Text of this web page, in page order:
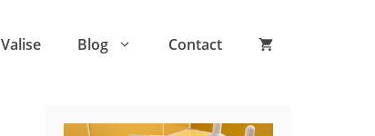
Valise Blog Contact